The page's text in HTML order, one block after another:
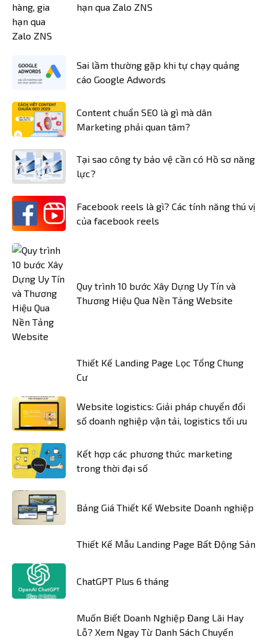
hạn qua Zalo ZNS
Sai lầm thường gặp khi tự chạy quảng
cáo Google Adwords
Content chuẩn SEO là gì mà dân
Marketing phải quan tâm?
Tại sao công ty bảo vệ cần có Hồ sơ năng
lực?
Facebook reels là gì? Các tính năng thú vị
của facebook reels
Quy trình 10 bước Xây Dựng Uy Tín và
Thương Hiệu Qua Nền Tảng Website
Thiết Kế Landing Page Lọc Tổng Chung
Cư
Website logistics: Giải pháp chuyển đổi
số doanh nghiệp vận tải, logistics tối ưu
Kết hợp các phương thức marketing
trong thời đại số
Bảng Giá Thiết Kế Website Doanh nghiệp
Thiết Kế Mẫu Landing Page Bất Động Sản
ChatGPT Plus 6 tháng
Muốn Biết Doanh Nghiệp Đang Lãi Hay
Lỗ? Xem Ngay Từ Danh Sách Chuyến